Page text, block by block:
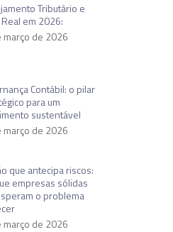
Tributário e
em 2026:
março de 2026
Contábil: o pilar
para um
sustentável
março de 2026
que antecipa riscos:
empresas sólidas
o problema
março de 2026